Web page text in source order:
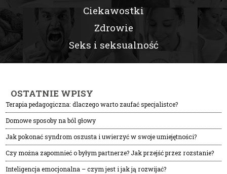
Ciekawostki
Zdrowie
Seks i seksualność
OSTATNIE WPISY
Terapia pedagogiczna: dlaczego warto zaufać specjalistce?
Domowe sposoby na ból głowy
Jak pokonać syndrom oszusta i uwierzyć w swoje umiejętności?
Czy można zapomnieć o byłym partnerze? Jak przejść przez rozstanie?
Inteligencja emocjonalna – czym jest i jak ją rozwijać?